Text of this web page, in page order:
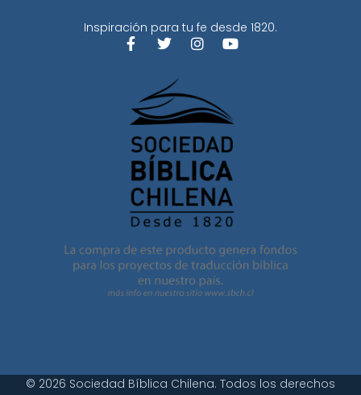
Inspiración para tu fe desde 1820.
© 2026 Sociedad Bíblica Chilena. Todos los derechos